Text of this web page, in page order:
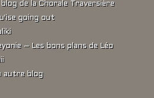
blog de la Chorale Traversière
going out
– Les bons plans de Léo
autre blog